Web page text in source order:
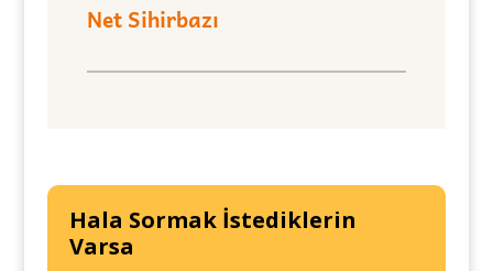
Net Sihirbazı
Hala Sormak İstediklerin
Varsa